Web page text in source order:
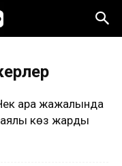
ара жаңжалында
аялы көз жарды